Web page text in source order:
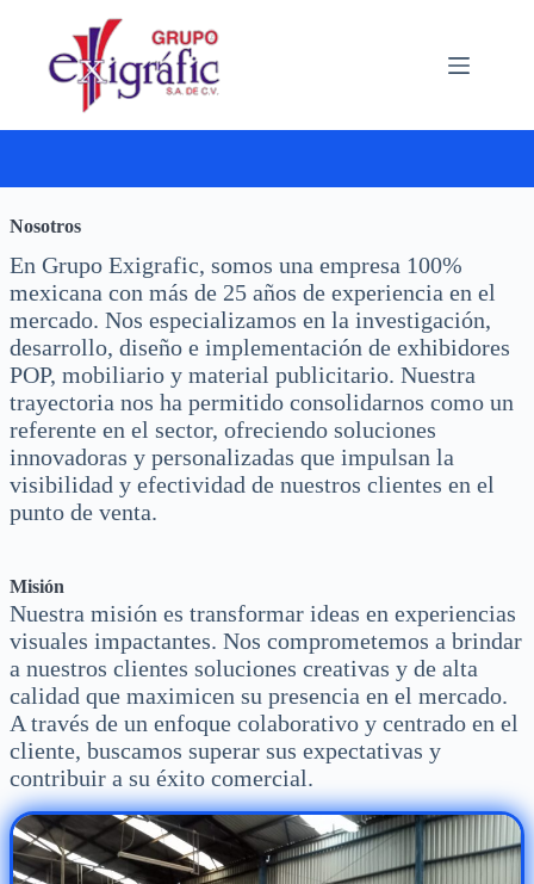
contenido
Nosotros
En Grupo Exigrafic, somos una empresa 100%
mexicana con más de 25 años de experiencia en el
mercado. Nos especializamos en la investigación,
desarrollo, diseño e implementación de exhibidores
POP, mobiliario y material publicitario. Nuestra
trayectoria nos ha permitido consolidarnos como un
referente en el sector, ofreciendo soluciones
innovadoras y personalizadas que impulsan la
visibilidad y efectividad de nuestros clientes en el
punto de venta.
Misión
Nuestra misión es transformar ideas en experiencias
visuales impactantes. Nos comprometemos a brindar
a nuestros clientes soluciones creativas y de alta
calidad que maximicen su presencia en el mercado.
A través de un enfoque colaborativo y centrado en el
cliente, buscamos superar sus expectativas y
contribuir a su éxito comercial.